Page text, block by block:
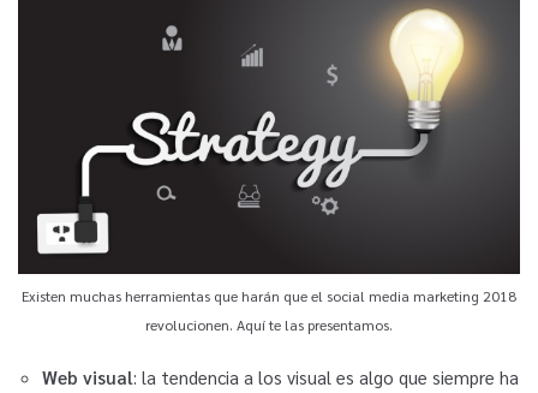
Existen muchas herramientas que harán que el social media marketing 2018
revolucionen. Aquí te las presentamos.
Web visual: la tendencia a los visual es algo que siempre ha